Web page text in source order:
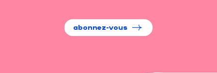
abonnez-vous